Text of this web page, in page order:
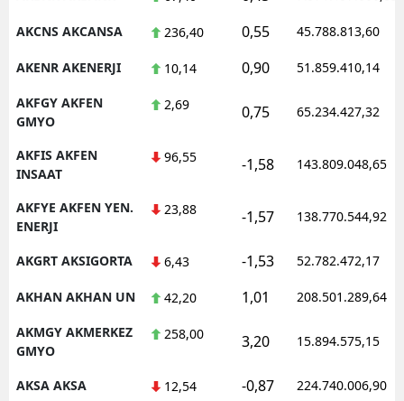
AKCNS AKCANSA 236,40 0,55 45.788.813,60
AKENR AKENERJI 10,14 0,90 51.859.410,14
AKFGY AKFEN
GMYO
2,69 0,75 65.234.427,32
AKFIS AKFEN
INSAAT
96,55 -1,58 143.809.048,65
AKFYE AKFEN YEN.
ENERJI
23,88 -1,57 138.770.544,92
AKGRT AKSIGORTA 6,43 -1,53 52.782.472,17
AKHAN AKHAN UN 42,20 1,01 208.501.289,64
AKMGY AKMERKEZ
GMYO
258,00 3,20 15.894.575,15
AKSA AKSA 12,54 -0,87 224.740.006,90